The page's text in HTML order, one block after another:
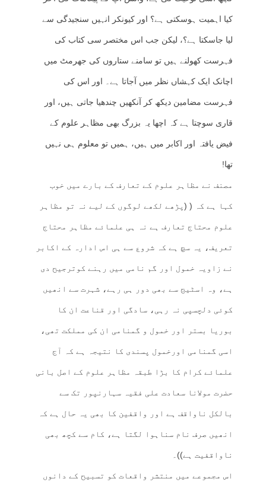
کیا اہمیت ہوسکتی ہے؟ اور کیونکر انہیں سنجیدگی سے
لیا جاسکتا ہے؟، لیکن جب اس مختصر سی کتاب کی
فہرست کھولنے ہیں تو سامنے ستاروں کی جھرمٹ میں
اچانک ایک کہشاں نظر میں آجاتا ہے۔ اور اس کی
فہرست مضامین دیکھ کر آنکھیں چندھیا جاتی ہیں، اور
قاری سوچتا ہے کہ اچھا یہ بزرگ بھی مظاہر علوم کے
فیض یافتہ اور اکابر میں ہیں، ہمیں تو معلوم ہی نہیں
تھا!
مصنف نے مظاہر علوم کے تعارف کے بارے میں خوب
کہا ہے کہ ( (پڑھے لکھے لوگوں کے لیے نہ تو مظاہر
علوم محتاج تعارف ہے نہ ہی علمائے مظاہر محتاج
تعریف، یہ سچ ہے کہ شروع سے ہی اس ادارہ کے اکابر
نے زاویہ خمول اور گم نامی میں رہنے کوترجیح دی
ہے، وہ اسٹیج سے بھی دور ہی رہے، شہرت سے انھیں
کوئی دلچسپی نہ رہی، سادگی اور قناعت ان کا
بوریا بستر اور خمول و گمنامی ان کی مملکت تھی،
اسی گمنامی اورخمول پسندی کا نتیجہ ہے کہ آج
علمائے کرام کا بڑا طبقہ مظاہر علوم کے اصل بانی
حضرت مولانا سعادت علی فقیہ سہارنپور تک سے
بالکل ناواقف ہے اور واقفین کا بھی یہ حال ہے کہ
انھیں صرف نام سناہوا لگتا ہے، کام سے کچھ بھی
ناواقفیت ہے))۔
اس مجموعے میں منتشر واقعات کو تسبیح کے دانوں